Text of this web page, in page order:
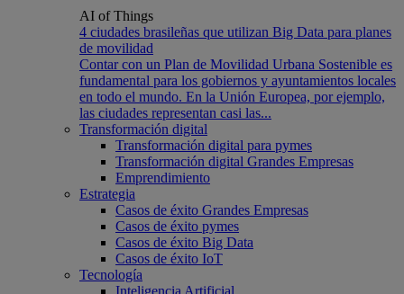
AI of Things
4 ciudades brasileñas que utilizan Big Data para planes
de movilidad
Contar con un Plan de Movilidad Urbana Sostenible es
fundamental para los gobiernos y ayuntamientos locales
en todo el mundo. En la Unión Europea, por ejemplo,
las ciudades representan casi las...
Transformación digital
Transformación digital para pymes
Transformación digital Grandes Empresas
Emprendimiento
Estrategia
Casos de éxito Grandes Empresas
Casos de éxito pymes
Casos de éxito Big Data
Casos de éxito IoT
Tecnología
Inteligencia Artificial